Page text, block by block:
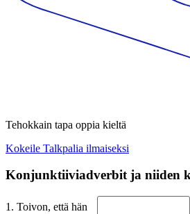
Tehokkain tapa oppia kieltä
Kokeile Talkpalia ilmaiseksi
Konjunktiiviadverbit ja niiden
1. Toivon, että hän